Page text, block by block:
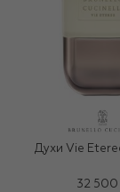
Духи Vie
32 500